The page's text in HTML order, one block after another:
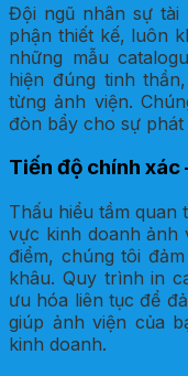
Đội ngũ nhân sự tài
phận thiết kế, luôn
những mẫu
hiện đúng tinh
từng ảnh viện.
đòn bẩy cho sự
Tiến độ chính xác
Thấu hiểu tầm quan
vực kinh doanh ảnh
điểm, chúng tôi
khâu. Quy trình in
ưu hóa liên tục để
giúp ảnh viện của
kinh doanh.